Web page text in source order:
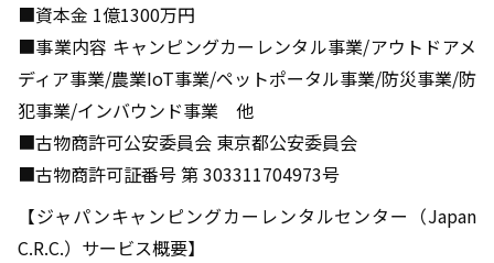
■資本金 1億1300万円
■事業内容 キャンピングカーレンタル事業/アウトドアメ
ディア事業/農業IoT事業/ペットポータル事業/防災事業/防
犯事業/インバウンド事業 他
■古物商許可公安委員会 東京都公安委員会
■古物商許可証番号 第 303311704973号
【ジャパンキャンピングカーレンタルセンター（Japan
C.R.C.）サービス概要】